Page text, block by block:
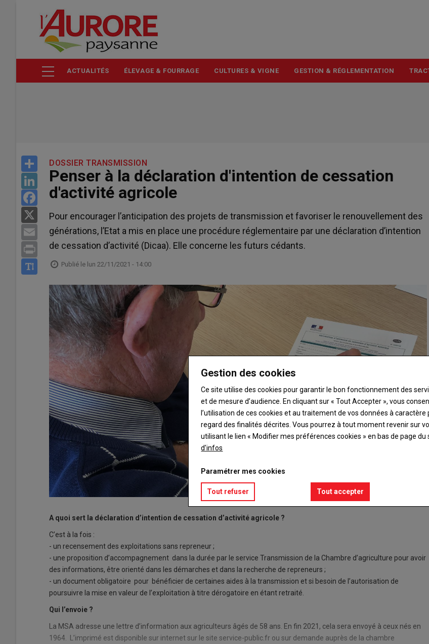
contenu
ACTUALITÉS ÉLEVAGE & FOURRAGE CULTURES & VIGNE GESTION & RÉGLEMENTATION
Share
LinkedIn
Facebook
Email
Print
DOSSIER TRANSMISSION
Penser à la déclaration d'intention de cessation
d'activité agricole
Pour encourager l’anticipation des projets de transmission et favoriser le renouvellement des
générations, l’Etat a mis en place une procédure réglementaire par une déclaration d’intention
de cessation d’activité (Dicaa). Elle concerne les futurs cédants.
Publié le lun 22/11/2021 - 14:00
A quoi sert la déclaration d’intention de cessation d’activité agricole ?
C’est à la fois :
- un recensement des exploitations sans repreneur ;
- une proposition d’accompagnement dans la durée par le service Transmission de la Chambre d’agriculture pour avoir
des informations, être orienté dans les démarches et dans la recherche de repreneurs ;
- un document obligatoire pour bénéficier de certaines aides à la transmission et si besoin de l’autorisation de
poursuivre la mise en valeur de l’exploitation à titre dérogatoire en étant retraité.
Qui l’envoie ?
La MSA adresse une lettre d’information aux agriculteurs âgés de 58 ans. En fin 2021, cela sera envoyé à ceux nés en
1964. L’imprimé est disponible sur internet sur le site service-public.fr ou sur demande auprès de la chambre
Gestion des cookies
Ce site utilise des cookies pour garantir le bon fonctionnement des
et de mesure d’audience. En cliquant sur « Tout Accepter », vous
l’utilisation de ces cookies et au traitement de vos données à caractère
regard des finalités décrites. Vous pourrez à tout moment revenir sur
utilisant le lien « Modifier mes préférences cookies » en bas de page du
d'infos
Paramétrer mes cookies
Tout refuser Tout accepter